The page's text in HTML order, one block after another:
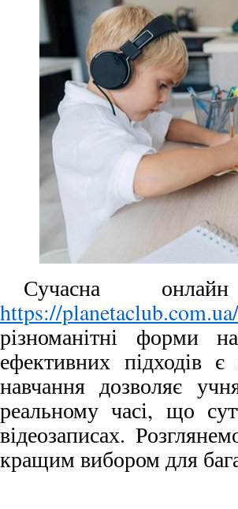
Сучасна
https://
різноманітні форми
ефективних підходів
навчання дозволяє
реальному часі, що
відеозаписах.
кращим вибором для